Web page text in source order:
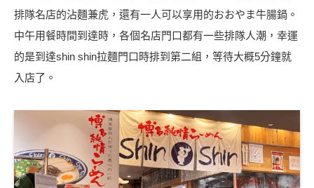
排隊名店的沾麵兼虎，︁還有一人可以享用的おおやま牛腸鍋。
中午用餐時間到達時，︁各個名店門口都有一些排隊人潮，︁幸運
的是到達shin shin拉麵門口時排到第二組，︁等待大概5分鐘就
入店了。